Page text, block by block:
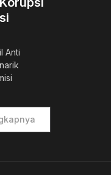
Anti